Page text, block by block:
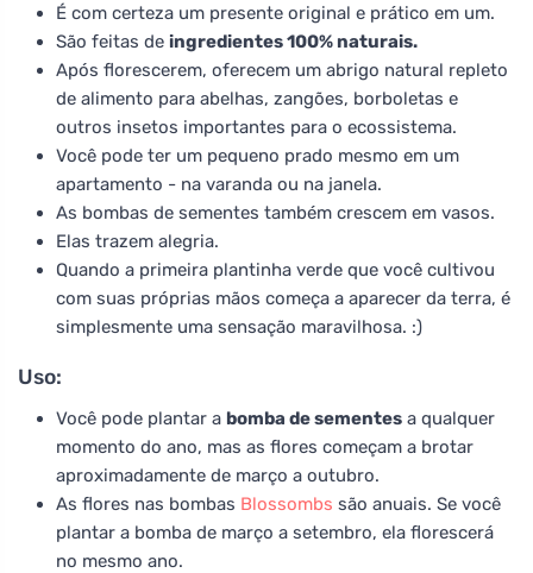
É com certeza um presente original e prático em um.
São feitas de ingredientes 100% naturais.
Após florescerem, oferecem um abrigo natural repleto
de alimento para abelhas, zangões, borboletas e
outros insetos importantes para o ecossistema.
Você pode ter um pequeno prado mesmo em um
apartamento - na varanda ou na janela.
As bombas de sementes também crescem em vasos.
Elas trazem alegria.
Quando a primeira plantinha verde que você cultivou
com suas próprias mãos começa a aparecer da terra, é
simplesmente uma sensação maravilhosa. :)
Uso:
Você pode plantar a bomba de sementes a qualquer
momento do ano, mas as flores começam a brotar
aproximadamente de março a outubro.
As flores nas bombas Blossombs são anuais. Se você
plantar a bomba de março a setembro, ela florescerá
no mesmo ano.